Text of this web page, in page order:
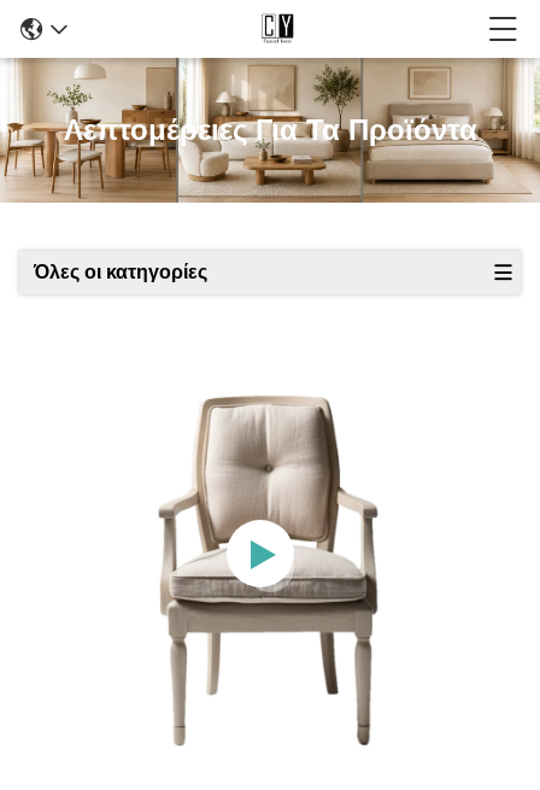
Λεπτομέρειες Για Τα Προϊόντα
Όλες οι κατηγορίες